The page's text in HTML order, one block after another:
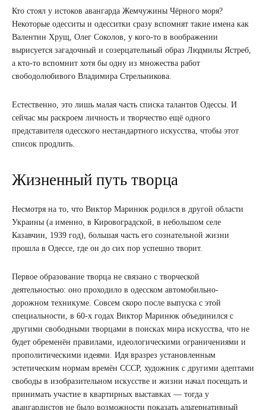
Кто стоял у истоков авангарда Жемчужины Чёрного моря?
Некоторые одесситы и одесситки сразу вспомнят такие имена как
Валентин Хрущ, Олег Соколов, у кого-то в воображении
вырисуется загадочный и созерцательный образ Людмилы Ястреб,
а кто-то вспомнит хотя бы одну из множества работ
свободолюбивого Владимира Стрельникова.
Естественно, это лишь малая часть списка талантов Одессы. И
сейчас мы раскроем личность и творчество ещё одного
представителя одесского нестандартного искусства, чтобы этот
список продлить.
Жизненный путь творца
Несмотря на то, что Виктор Маринюк родился в другой области
Украины (а именно, в Кировоградской, в небольшом селе
Казавчин, 1939 год), большая часть его сознательной жизни
прошла в Одессе, где он до сих пор успешно творит.
Первое образование творца не связано с творческой
деятельностью: оно проходило в одесском автомобильно-
дорожном техникуме. Совсем скоро после выпуска с этой
специальности, в 60-х годах Виктор Маринюк объединился с
другими свободными творцами в поисках мира искусства, что не
будет обременён правилами, идеологическими ограничениями и
прополитическими идеями. Идя вразрез установленным
эстетическим нормам времён СССР, художник с другими адептами
свободы в изобразительном искусстве и жизни начал посещать и
принимать участие в квартирных выставках — тогда у
авангардистов не было возможности показать альтернативный